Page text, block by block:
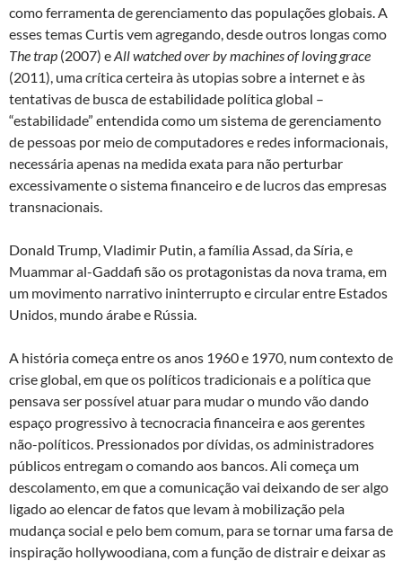
como ferramenta de gerenciamento das populações globais. A
esses temas Curtis vem agregando, desde outros longas como
The trap (2007) eAll watched over by machines of loving grace
(2011), uma crítica certeira às utopias sobre a internet e às
tentativas de busca de estabilidade política global –
“estabilidade” entendida como um sistema de gerenciamento
de pessoas por meio de computadores e redes informacionais,
necessária apenas na medida exata para não perturbar
excessivamente o sistema financeiro e de lucros das empresas
transnacionais.
Donald Trump, Vladimir Putin, a família Assad, da Síria, e
Muammar al-Gaddafi são os protagonistas da nova trama, em
um movimento narrativo ininterrupto e circular entre Estados
Unidos, mundo árabe e Rússia.
A história começa entre os anos 1960 e 1970, num contexto de
crise global, em que os políticos tradicionais e a política que
pensava ser possível atuar para mudar o mundo vão dando
espaço progressivo à tecnocracia financeira e aos gerentes
não-políticos. Pressionados por dívidas, os administradores
públicos entregam o comando aos bancos. Ali começa um
descolamento, em que a comunicação vai deixando de ser algo
ligado ao elencar de fatos que levam à mobilização pela
mudança social e pelo bem comum, para se tornar uma farsa de
inspiração hollywoodiana, com a função de distrair e deixar as